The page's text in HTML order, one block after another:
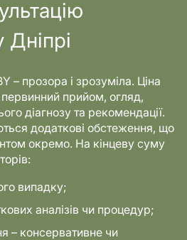
Дніпрі
– прозора і зрозуміла. Ціна
первинний прийом, огляд,
діагнозу та рекомендації.
додаткові обстеження, що
окремо. На кінцеву суму
випадку;
аналізів чи процедур;
– консервативне чи